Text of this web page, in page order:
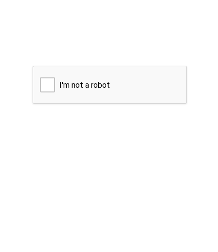
I'm not a robot